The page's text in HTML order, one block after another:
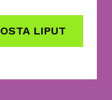
OSTA LIPUT